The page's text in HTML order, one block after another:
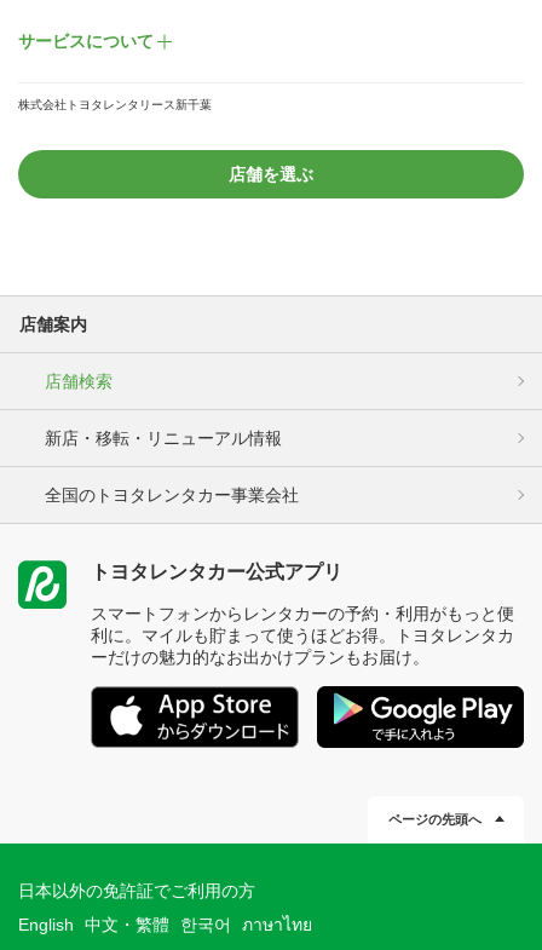
サービスについて
株式会社トヨタレンタリース新千葉
店舗を選ぶ
店舗案内
店舗検索
新店・移転・リニューアル情報
全国のトヨタレンタカー事業会社
トヨタレンタカー公式アプリ
スマートフォンからレンタカーの予約・利用がもっと便
利に。マイルも貯まって使うほどお得。トヨタレンタカ
ーだけの魅力的なお出かけプランもお届け。
ページの先頭へ
日本以外の免許証でご利用の方
English
中文・繁體 한국어 ภาษาไทย